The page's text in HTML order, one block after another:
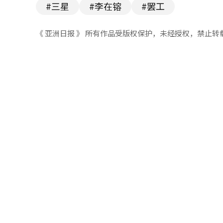
#三星 #李在镕 #罢工
《 亚洲日报 》 所有作品受版权保护，未经授权，禁止转